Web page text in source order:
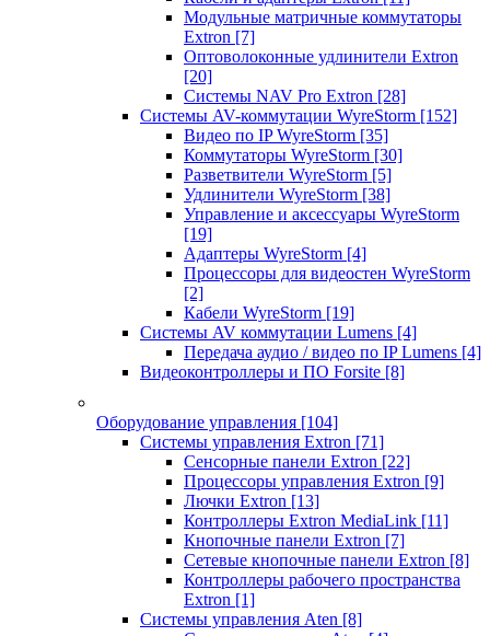
Модульные матричные коммутаторы
Extron [7]
Оптоволоконные удлинители Extron
[20]
Системы NAV Pro Extron [28]
Системы AV-коммутации WyreStorm [152]
Видео по IP WyreStorm [35]
Коммутаторы WyreStorm [30]
Разветвители WyreStorm [5]
Удлинители WyreStorm [38]
Управление и аксессуары WyreStorm
[19]
Адаптеры WyreStorm [4]
Процессоры для видеостен WyreStorm
[2]
Кабели WyreStorm [19]
Системы AV коммутации Lumens [4]
Передача аудио / видео по IP Lumens [4]
Видеоконтроллеры и ПО Forsite [8]
Оборудование управления [104]
Системы управления Extron [71]
Сенсорные панели Extron [22]
Процессоры управления Extron [9]
Лючки Extron [13]
Контроллеры Extron MediaLink [11]
Кнопочные панели Extron [7]
Сетевые кнопочные панели Extron [8]
Контроллеры рабочего пространства
Extron [1]
Системы управления Aten [8]